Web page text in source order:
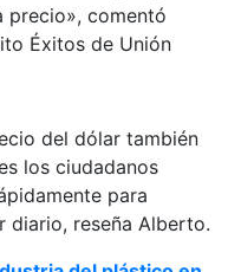
precio», comentó
Éxitos de Unión
del dólar también
los ciudadanos
para
diario, reseña Alberto.